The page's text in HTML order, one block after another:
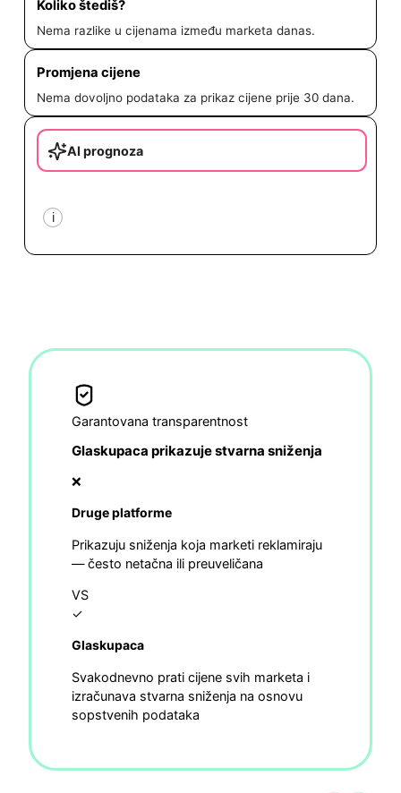
Koliko štediš?
Nema razlike u cijenama između marketa danas.
Promjena cijene
Nema dovoljno podataka za prikaz cijene prije 30 dana.
AI prognoza
i
Garantovana transparentnost
Glaskupaca prikazuje stvarna sniženja
❌
Druge platforme
Prikazuju sniženja koja marketi reklamiraju
— često netačna ili preuveličana
VS
✓
Glaskupaca
Svakodnevno prati cijene svih marketa i
izračunava stvarna sniženja na osnovu
sopstvenih podataka